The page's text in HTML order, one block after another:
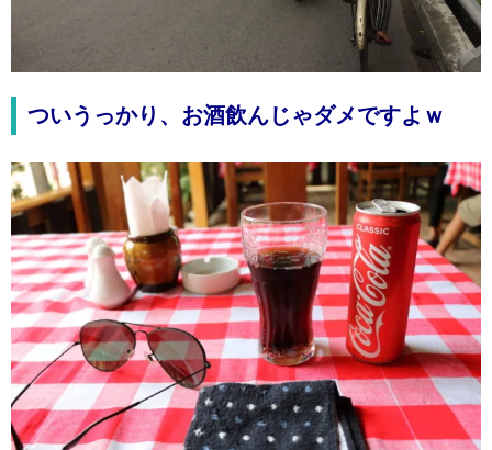
ついうっかり、お酒飲んじゃダメですよｗ